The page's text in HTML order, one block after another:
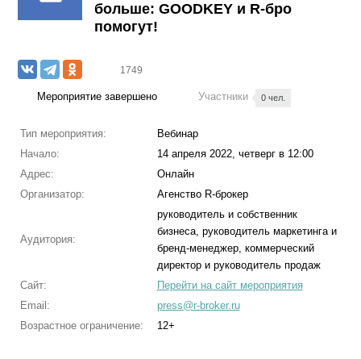
больше: GOODKEY и R-бро
помогут!
1749
Мероприятие завершено Участники 0 чел.
Тип мероприятия:
Вебинар
Начало:
14 апреля 2022, четверг в 12:00
Адрес:
Онлайн
Организатор:
Агенство R-брокер
Аудитория:
руководитель и собственник
бизнеса, руководитель маркетинга и
бренд-менеджер, коммерческий
директор и руководитель продаж
Сайт:
Перейти на сайт мероприятия
Email:
press@r-broker.ru
Возрастное ограничение:
12+